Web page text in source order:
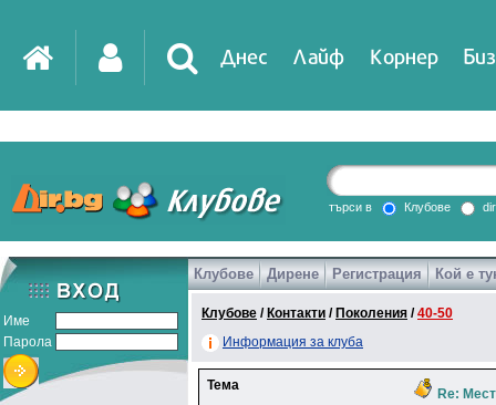
Днес Лайф Корнер
DirTV Impressio
Games
търси в Клубове
Име
Парола
Клубове Дирене Регистрация Кой е
Клубове / Контакти / Поколения /40-50
Информация за клуба
Тема
Re: